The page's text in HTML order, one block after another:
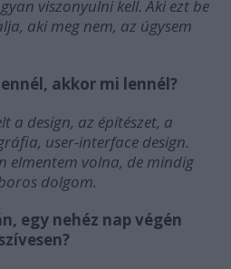
viszonyulni kell. Aki ezt be
aki meg nem, az úgysem
akkor mi lennél?
a design, az építészet, a
user-interface design.
elmentem volna, de mindig
dolgom.
egy nehéz nap végén